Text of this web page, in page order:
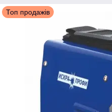
Топ продажів